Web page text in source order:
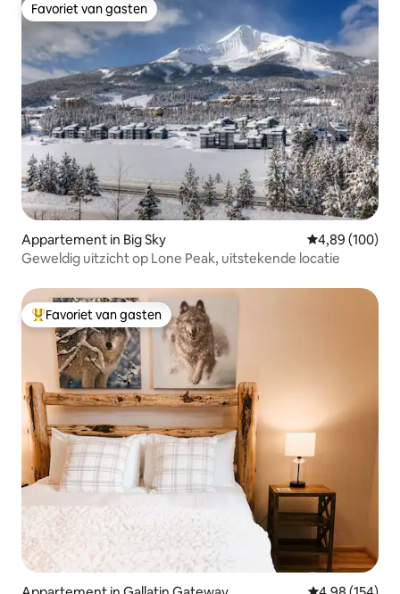
Favoriet van gasten
Favoriet van gasten
Appartement in Big Sky Gemiddelde
4,89 (100)
Geweldig uitzicht op Lone Peak, uitstekende locatie
Topfavoriet van gasten
Favoriet van gasten